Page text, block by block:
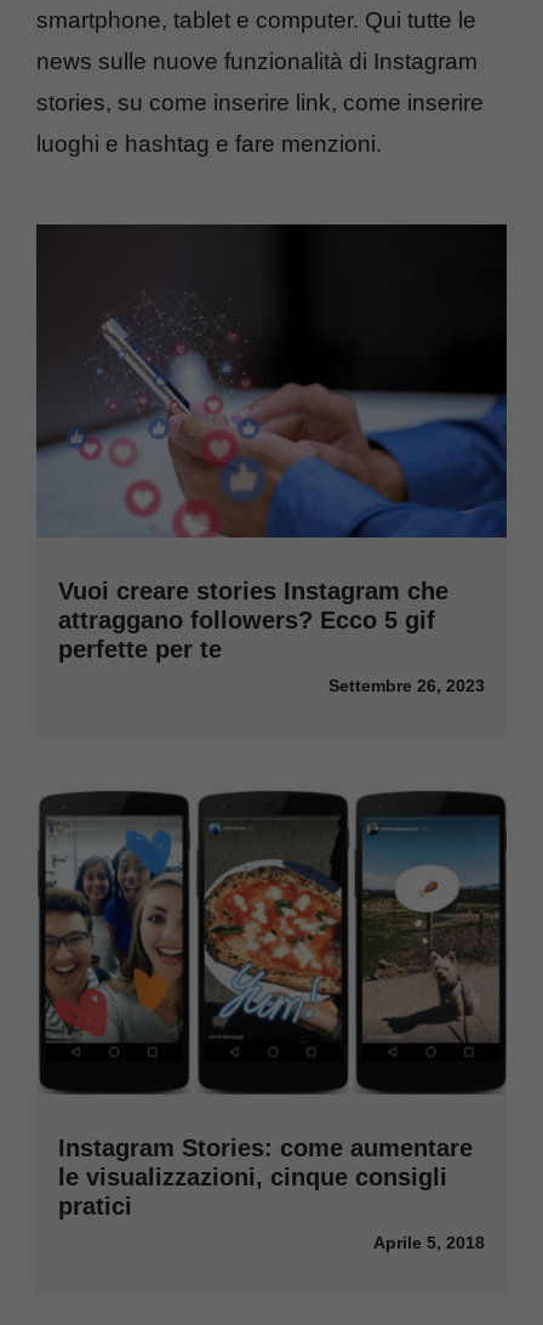
smartphone, tablet e computer. Qui tutte le
news sulle nuove funzionalità di Instagram
stories, su come inserire link, come inserire
luoghi e hashtag e fare menzioni.
Vuoi creare stories Instagram che
attraggano followers? Ecco 5 gif
perfette per te
Settembre 26, 2023
Instagram Stories: come aumentare
le visualizzazioni, cinque consigli
pratici
Aprile 5, 2018